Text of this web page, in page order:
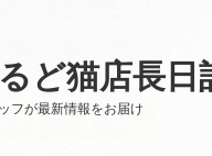
ど猫店長日
フが最新情報をお届け